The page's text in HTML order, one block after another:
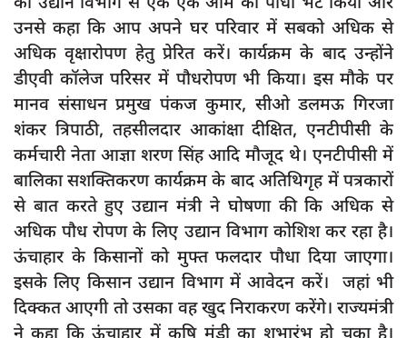
उनसे कहा कि आप अपने घर परिवार में सबको अधिक से
अधिक वृक्षारोपण हेतु प्रेरित करें। कार्यक्रम के बाद उन्होंने
डीएवी कॉलेज परिसर में पौधरोपण भी किया। इस मौके पर
मानव संसाधन प्रमुख पंकज कुमार, सीओ डलमऊ गिरजा
शंकर त्रिपाठी, तहसीलदार आकांक्षा दीक्षित, एनटीपीसी के
कर्मचारी नेता आज्ञा शरण सिंह आदि मौजूद थे। एनटीपीसी में
बालिका सशक्तिकरण कार्यक्रम के बाद अतिथिगृह में पत्रकारों
से बात करते हुए उद्यान मंत्री ने घोषणा की कि अधिक से
अधिक पौध रोपण के लिए उद्यान विभाग कोशिश कर रहा है।
ऊंचाहार के किसानों को मुफ्त फलदार पौधा दिया जाएगा।
इसके लिए किसान उद्यान विभाग में आवेदन करें। जहां भी
दिक्कत आएगी तो उसका वह खुद निराकरण करेंगे। राज्यमंत्री
ने कहा कि ऊंचाहार में कृषि मंडी का शुभारंभ हो चुका है।